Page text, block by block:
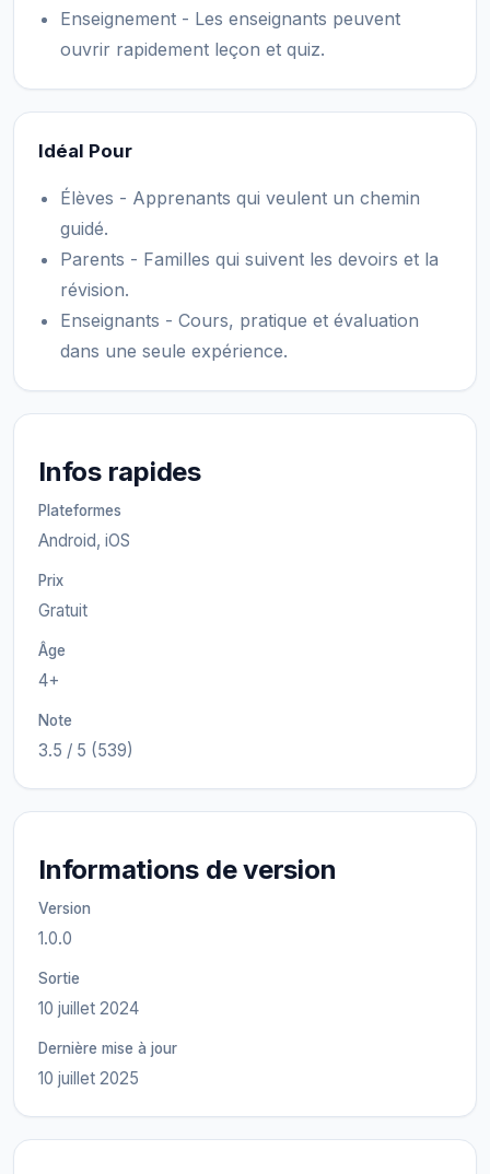
Enseignement - Les enseignants peuvent
ouvrir rapidement leçon et quiz.
Idéal Pour
Élèves - Apprenants qui veulent un chemin
guidé.
Parents - Familles qui suivent les devoirs et la
révision.
Enseignants - Cours, pratique et évaluation
dans une seule expérience.
Infos rapides
Plateformes
Android, iOS
Prix
Gratuit
Âge
4+
Note
3.5 / 5 (539)
Informations de version
Version
1.0.0
Sortie
10 juillet 2024
Dernière mise à jour
10 juillet 2025